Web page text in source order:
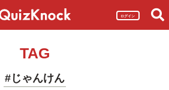
ログイン
TAG
#じゃんけん